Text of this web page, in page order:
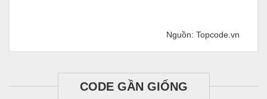
Nguồn: Topcode.vn
CODE GẦN GIỐNG